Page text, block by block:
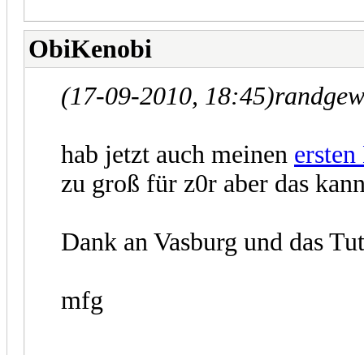
ObiKenobi
(17-09-2010, 18:45)
hab jetzt auch meinen
zu groß für z0r aber das
Dank an Vasburg und das
mfg